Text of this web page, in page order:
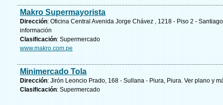
Makro Supermayorista
Dirección: Oficina Central Avenida Jorge Chávez , 1218 - Piso 2 -
información
Clasificación: Supermercado
www.makro.com.pe
Minimercado Tola
Dirección: Jirón Leoncio Prado, 168 - Sullana - Piura, Piura. Ver plano y
Clasificación: Supermercado